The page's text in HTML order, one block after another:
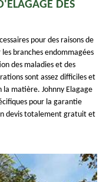
DES
pour des raisons de
branches endommagées
des maladies et des
sont assez difficiles et
matière. Johnny Elagage
pour la garantie
devis totalement gratuit et